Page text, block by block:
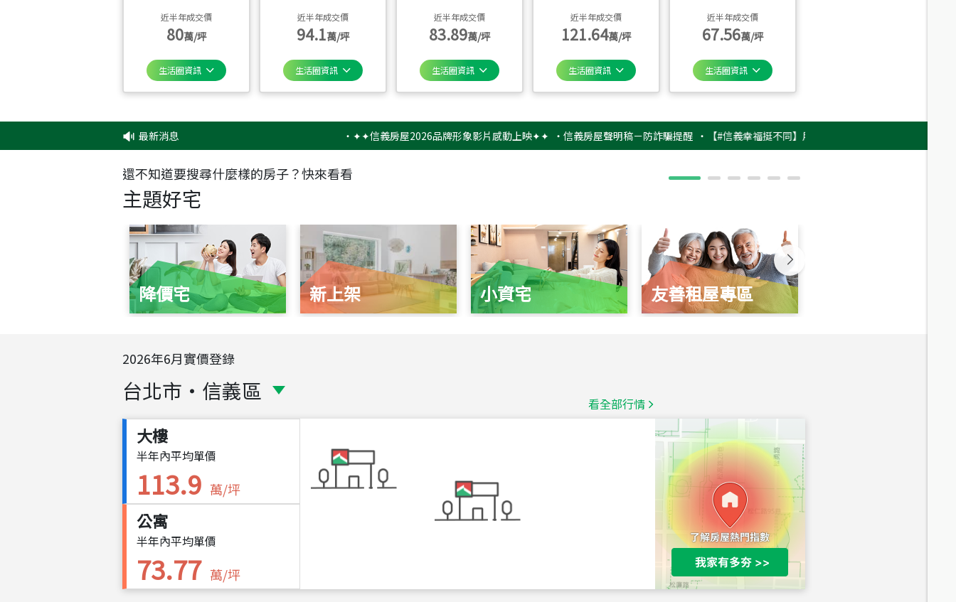
近半年成交價
80萬/坪
生活圈資訊
近半年成交價
94.1萬/坪
生活圈資訊
近半年成交價
83.89萬/坪
生活圈資訊
近半年成交價
121.64萬/坪
生活圈資訊
近半年成交價
67.56萬/坪
生活圈資訊
最新消息 ✦✦信義房屋2026品牌形象影片感動上映✦✦ ‧信義房屋聲明稿－防詐騙提醒 ‧【#信義幸福挺不同】用實力，讓升職免抽號碼牌！最新雇主品
還不知道要搜尋什麼樣的房子？快來看看
主題好宅
降價宅 新上架 小資宅 友善租屋專區
2026年6月實價登錄
台北市 ・ 信義區 看全部行情
大樓
半年內平均單價
113.9 萬/坪
公寓
半年內平均單價
73.77 萬/坪
台北市中山區長春路
1,020萬
總價
490萬
新竹市新竹市慈祥路
總價
1,808萬